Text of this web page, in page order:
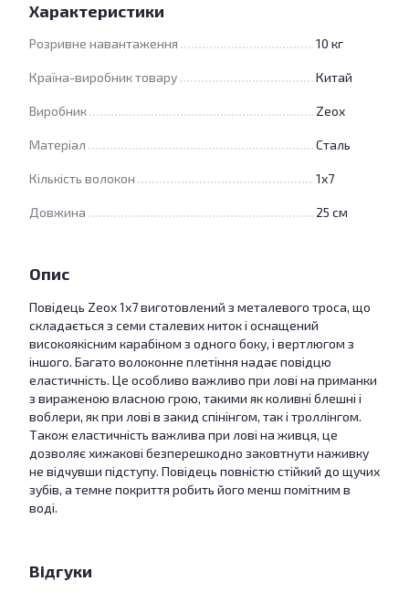
Характеристики
Розривне навантаження 10 кг
Країна-виробник товару Китай
Виробник Zeox
Матеріал Сталь
Кількість волокон 1х7
Довжина 25 см
Опис
Повідець Zeox 1х7 виготовлений з металевого троса, що
складається з семи сталевих ниток і оснащений
високоякісним карабіном з одного боку, і вертлюгом з
іншого. Багато волоконне плетіння надає повідцю
еластичність. Це особливо важливо при лові на приманки
з вираженою власною грою, такими як коливні блешні і
воблери, як при лові в закид спінінгом, так і троллінгом.
Також еластичність важлива при лові на живця, це
дозволяє хижакові безперешкодно заковтнути наживку
не відчувши підступу. Повідець повністю стійкий до щучих
зубів, а темне покриття робить його менш помітним в
воді.
Відгуки